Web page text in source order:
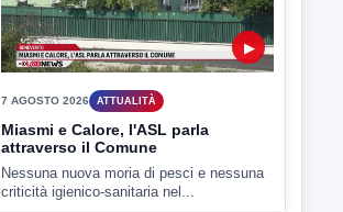
Nessuna nuova moria di pesci e nessuna
criticità igienico-sanitaria nel...